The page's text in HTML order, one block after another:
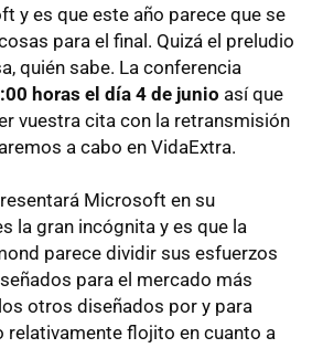
y es que este año parece que se
para el final. Quizá el preludio
quién sabe. La conferencia
horas el día 4 de junio así que
vuestra cita con la retransmisión
a cabo en VidaExtra.
Microsoft en su
la gran incógnita y es que la
parece dividir sus esfuerzos
para el mercado más
otros diseñados por y para
relativamente flojito en cuanto a